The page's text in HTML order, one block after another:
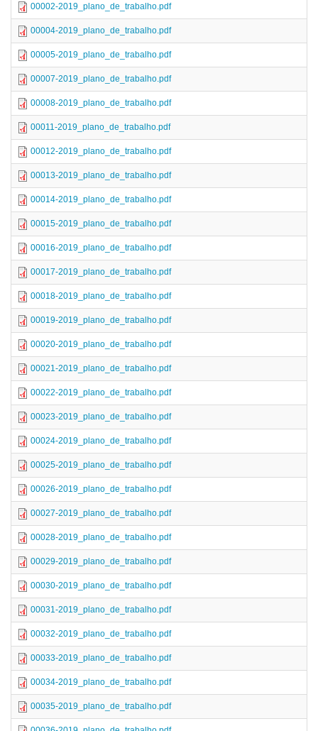
00002-2019_plano_de_trabalho.pdf
00004-2019_plano_de_trabalho.pdf
00005-2019_plano_de_trabalho.pdf
00007-2019_plano_de_trabalho.pdf
00008-2019_plano_de_trabalho.pdf
00011-2019_plano_de_trabalho.pdf
00012-2019_plano_de_trabalho.pdf
00013-2019_plano_de_trabalho.pdf
00014-2019_plano_de_trabalho.pdf
00015-2019_plano_de_trabalho.pdf
00016-2019_plano_de_trabalho.pdf
00017-2019_plano_de_trabalho.pdf
00018-2019_plano_de_trabalho.pdf
00019-2019_plano_de_trabalho.pdf
00020-2019_plano_de_trabalho.pdf
00021-2019_plano_de_trabalho.pdf
00022-2019_plano_de_trabalho.pdf
00023-2019_plano_de_trabalho.pdf
00024-2019_plano_de_trabalho.pdf
00025-2019_plano_de_trabalho.pdf
00026-2019_plano_de_trabalho.pdf
00027-2019_plano_de_trabalho.pdf
00028-2019_plano_de_trabalho.pdf
00029-2019_plano_de_trabalho.pdf
00030-2019_plano_de_trabalho.pdf
00031-2019_plano_de_trabalho.pdf
00032-2019_plano_de_trabalho.pdf
00033-2019_plano_de_trabalho.pdf
00034-2019_plano_de_trabalho.pdf
00035-2019_plano_de_trabalho.pdf